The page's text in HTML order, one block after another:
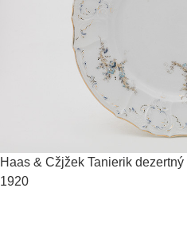
Haas & Cžjžek Tanierik dezertný
1920